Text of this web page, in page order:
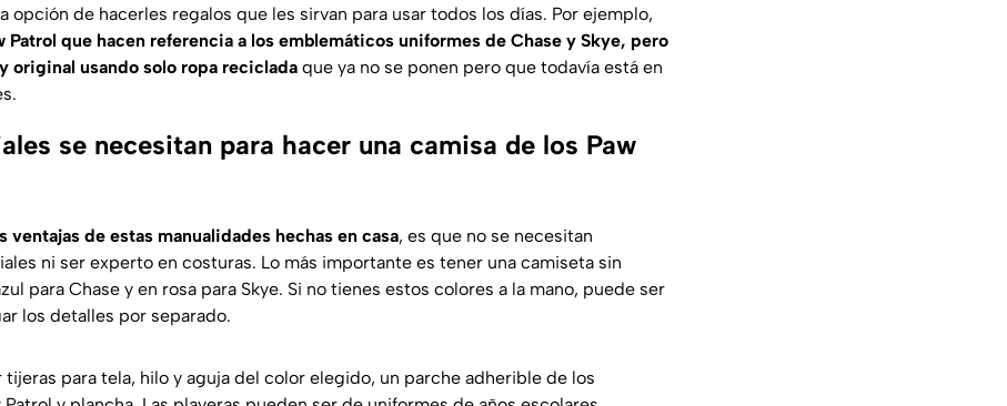
opción de hacerles regalos que les sirvan para usar todos los días. Por ejemplo,
Patrol que hacen referencia a los emblemáticos uniformes de Chase y Skye, pero
original usando solo ropa reciclada que ya no se ponen pero que todavía está en
se necesitan para hacer una camisa de los Paw
ventajas de estas manualidades hechas en casa, es que no se necesitan
ni ser experto en costuras. Lo más importante es tener una camiseta sin
para Chase y en rosa para Skye. Si no tienes estos colores a la mano, puede ser
los detalles por separado.
tijeras para tela, hilo y aguja del color elegido, un parche adherible de los